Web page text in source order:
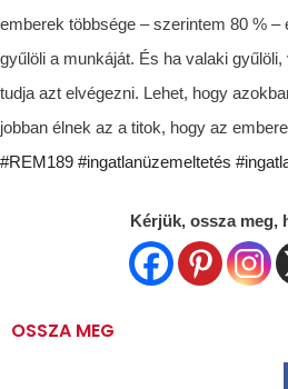
emberek többsége – szerintem 80 % –
gyűlöli a munkáját. És ha valaki
tudja azt elvégezni. Lehet, hogy
jobban élnek az a titok, hogy az
#REM189 #ingatlanüzemeltetés
Kérjük, ossza meg,
OSSZA MEG